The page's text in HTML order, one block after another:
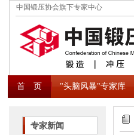
中国锻压协会旗下专家中心
首 页 "头脑风暴"专家库
专家新闻